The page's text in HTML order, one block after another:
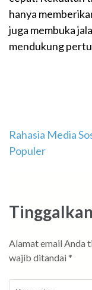
hanya
juga membuka
mendukung
Navigasi
pos
Rahasia Media
Populer
Alamat email Anda
wajib ditandai *